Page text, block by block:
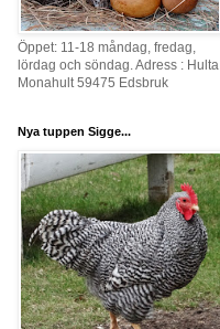
Öppet: 11-18 måndag, fredag,
lördag och söndag. Adress : Hulta
Monahult 59475 Edsbruk
Nya tuppen Sigge...